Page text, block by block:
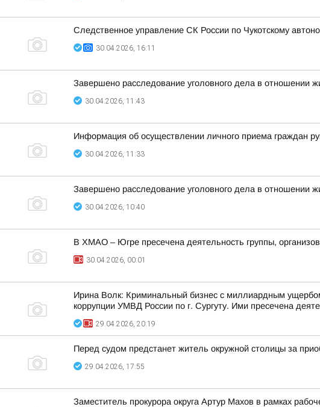
Следственное управление СК России по Чукотскому
30.04.2026, 16:11
Завершено расследование уголовного дела в отношении
30.04.2026, 11:43
Информация об осуществлении личного приема граждан
30.04.2026, 11:33
Завершено расследование уголовного дела в отношении
30.04.2026, 10:40
В ХМАО – Югре пресечена деятельность группы,
30.04.2026, 00:01
Ирина Волк: Криминальный бизнес с миллиардным
коррупции УМВД России по г. Сургуту. Ими пресечена
29.04.2026, 20:19
Перед судом предстанет житель окружной столицы за
29.04.2026, 17:55
Заместитель прокурора округа Артур Махов в рамках